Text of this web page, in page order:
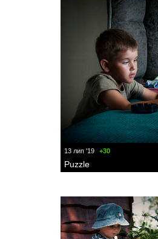
13 лип '19 +30
Puzzle